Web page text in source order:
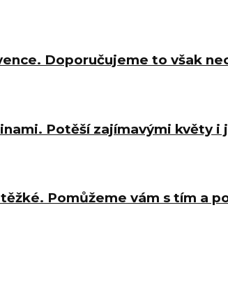
Doporučujeme to však
Potěší zajímavými květy i
Pomůžeme vám s tím a